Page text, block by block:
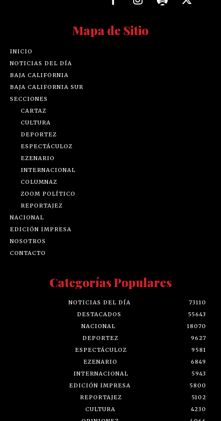
Mapa de Sitio
INICIO
NOTICIAS DEL DÍA
BAJA CALIFORNIA
BAJA CALIFORNIA SUR
SECCIONES
CARTAZ
CULTURA
DEPORTEZ
ESPECTÁCULOZ
EZENARIO
INTERNACIONAL
COLUMNAZ
ZOOM POLÍTICO
REPORTAJEZ
NACIONAL
EDICIÓN IMPRESA
NOSOTROS
CONTACTO
Categorías Populares
NOTICIAS DEL DÍA
73110
DESTACADOS
55643
NACIONAL
18070
DEPORTEZ
9627
ESPECTÁCULOZ
9581
EZENARIO
6849
INTERNACIONAL
5943
EDICIÓN IMPRESA
5800
REPORTAJEZ
5102
CULTURA
4230